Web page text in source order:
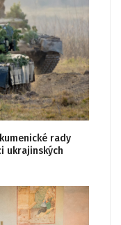
rady
ukrajinských